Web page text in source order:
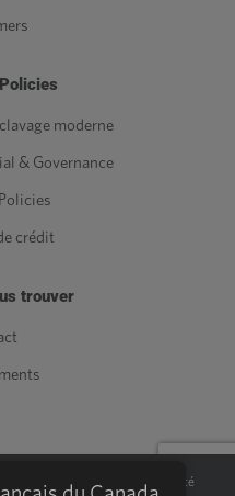
moderne
& Governance
crédit
trouver
Politique de confidentialité